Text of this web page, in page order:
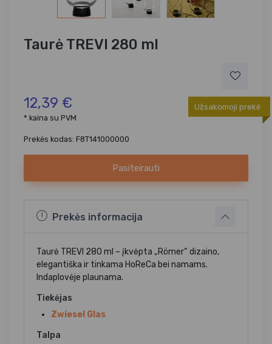
Taurė TREVI 280 ml
12,39 €
Užsakomoji prekė
* kaina su PVM
Prekės kodas: F8T141000000
Pasiteirauti
Prekės informacija
Taurė TREVI 280 ml – įkvėpta „Römer“ dizaino,
elegantiška ir tinkama HoReCa bei namams.
Indaplovėje plaunama.
Tiekėjas
Zwiesel Glas
Talpa